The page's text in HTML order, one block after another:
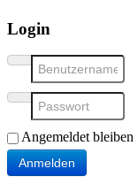
Login
Benutzername
Passwort
Angemeldet bleiben
Anmelden